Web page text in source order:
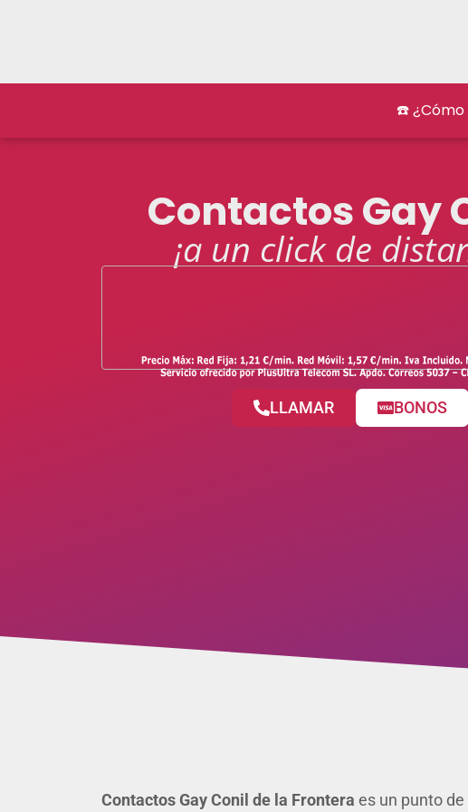
☎️ ¿Cómo
Contactos Gay
¡a un click de
LLAMAR BONOS
Contactos Gay Conil de la Frontera es un punto